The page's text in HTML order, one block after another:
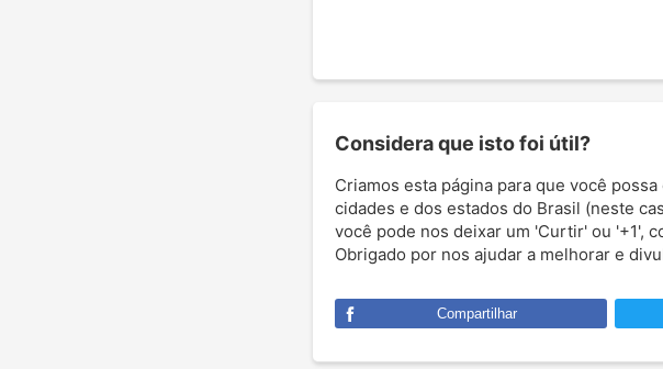
Considera que isto foi útil?
Criamos esta página para que você
cidades e dos estados do Brasil (neste
você pode nos deixar um 'Curtir' ou '+1',
Obrigado por nos ajudar a melhorar e
Compartilhar